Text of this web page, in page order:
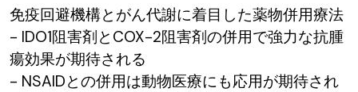
免疫回避機構とがん代謝に着目した薬物併用療法
- IDO1阻害剤とCOX-2阻害剤の併用で強力な抗腫
瘍効果が期待される
- NSAIDとの併用は動物医療にも応用が期待され